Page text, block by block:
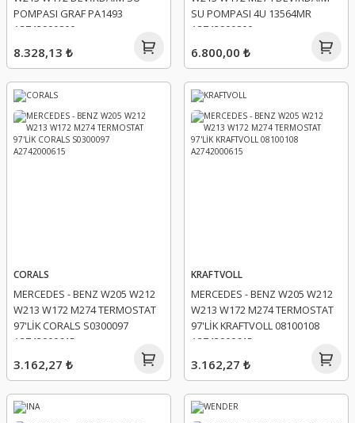
POMPASI GRAF PA1493
A2742000800
8.328,13 ₺
SU POMPASI 4U 13564MR
A2742000800
6.800,00 ₺
CORALS
MERCEDES - BENZ W205 W212
W213 W172 M274 TERMOSTAT
97'LİK CORALS S0300097
A2742000615
3.162,27 ₺
KRAFTVOLL
MERCEDES - BENZ W205 W212
W213 W172 M274 TERMOSTAT
97'LİK KRAFTVOLL 08100108
A2742000615
3.162,27 ₺